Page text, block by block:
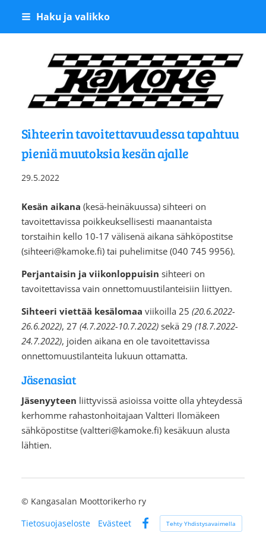
Siirry
Haku ja valikko
Kangasalan
Sihteerin tavoitettavuudessa tapahtuu
pieniä muutoksia kesän ajalle
29.5.2022
Kesän aikana (kesä-heinäkuussa) sihteeri on
tavoitettavissa poikkeuksellisesti maanantaista
torstaihin kello 10-17 välisenä aikana sähköpostitse
(sihteeri@kamoke.fi) tai puhelimitse (040 745 9956).
Perjantaisin ja viikonloppuisin sihteeri on
tavoitettavissa vain onnettomuustilanteisiin liittyen.
Sihteeri viettää kesälomaa viikoilla 25 (20.6.2022-
26.6.2022), 27 (4.7.2022-10.7.2022)sekä 29 (18.7.2022-
24.7.2022), joiden aikana en ole tavoitettavissa
onnettomuustilanteita lukuun ottamatta.
Jäsenasiat
Jäsenyyteen liittyvissä asioissa voitte olla yhteydessä
kerhomme rahastonhoitajaan Valtteri Ilomäkeen
sähköpostitse (valtteri@kamoke.fi) kesäkuun alusta
lähtien.
© Kangasalan Moottorikerho ry
Tietosuojaseloste
Evästeet
Tehty Yhdistysavaimella